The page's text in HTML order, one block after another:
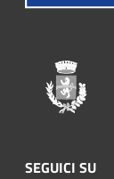
SEGUICI SU